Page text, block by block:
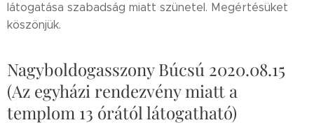
látogatása szabadság miatt szünetel. Megértésüket
köszönjük.
Nagyboldogasszony Búcsú 2020.08.15
(Az egyházi rendezvény miatt a
templom 13 órától látogatható)